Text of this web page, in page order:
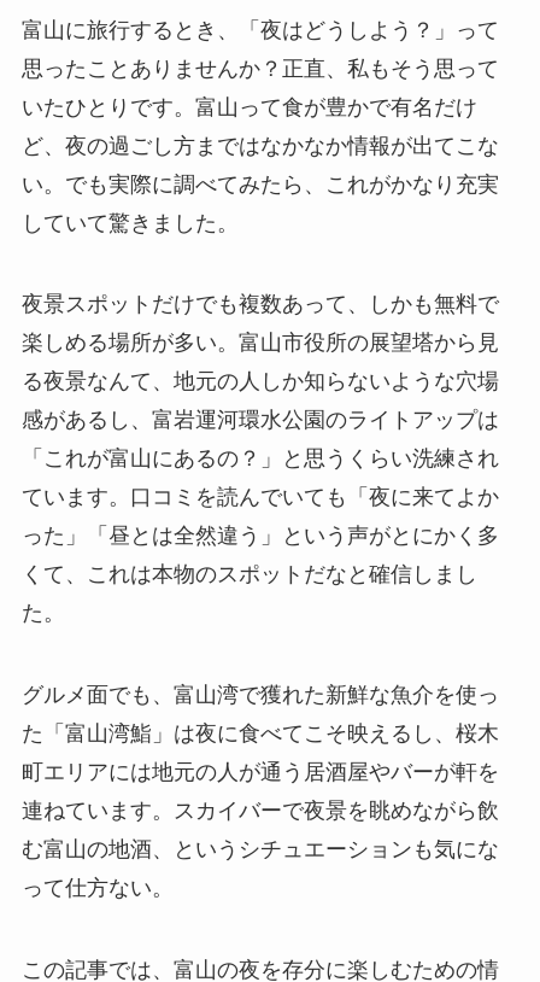
富山に旅行するとき、「夜はどうしよう？」って
思ったことありませんか？正直、私もそう思って
いたひとりです。富山って食が豊かで有名だけ
ど、夜の過ごし方まではなかなか情報が出てこな
い。でも実際に調べてみたら、これがかなり充実
していて驚きました。
夜景スポットだけでも複数あって、しかも無料で
楽しめる場所が多い。富山市役所の展望塔から見
る夜景なんて、地元の人しか知らないような穴場
感があるし、富岩運河環水公園のライトアップは
「これが富山にあるの？」と思うくらい洗練され
ています。口コミを読んでいても「夜に来てよか
った」「昼とは全然違う」という声がとにかく多
くて、これは本物のスポットだなと確信しまし
た。
グルメ面でも、富山湾で獲れた新鮮な魚介を使っ
た「富山湾鮨」は夜に食べてこそ映えるし、桜木
町エリアには地元の人が通う居酒屋やバーが軒を
連ねています。スカイバーで夜景を眺めながら飲
む富山の地酒、というシチュエーションも気にな
って仕方ない。
この記事では、富山の夜を存分に楽しむための情